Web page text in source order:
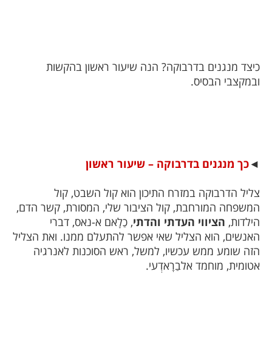
כיצד מנגנים בדרבוקה? הנה שיעור ראשון בהקשות
ובמקצבי הבסיס.
◄כך מנגנים בדרבוקה – שיעור ראשון
צליל הדרבוקה במזרח התיכון הוא קול השבט, קול
המשפחה המורחבת, קול הציבור שלי, המסורת, קשר הדם,
הילדות, הציווי העדתי והדתי, כַלָאם א-נאס, דברי
האנשים, הוא הצליל שאי אפשר להתעלם ממנו. ואת הצליל
הזה שומע ממש עכשיו, למשל, ראש הסוכנות לאנרגיה
אטומית, מוחמד אלבַרָאדְעי.